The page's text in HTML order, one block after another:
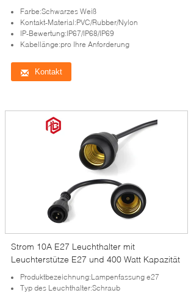
Verbindungsstück des Verbindungsstücks
E27
Farbe:Schwarzes Weiß
Kontakt-Material:PVC/Rubber/Nylon
IP-Bewertung:IP67/IP68/IP69
Kabellänge:pro Ihre Anforderung
Kontakt
Strom 10A E27 Leuchthalter mit
Leuchterstütze E27 und 400 Watt Kapazität
Produktbezeichnung:Lampenfassung e27
Typ des Leuchthalter:Schraub